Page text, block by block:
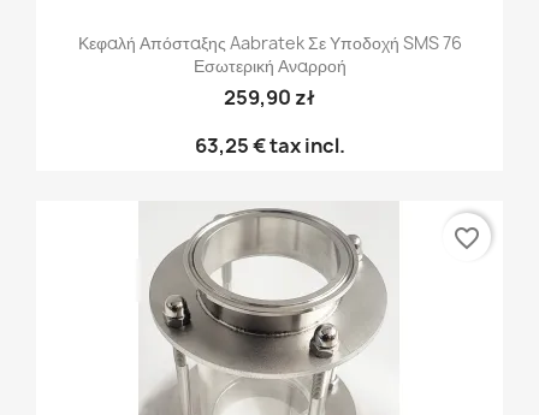
Κεφαλή Απόσταξης Aabratek Σε Υποδοχή SMS 76
Εσωτερική Αναρροή
259,90 zł
63,25 €tax incl.
favorite_border